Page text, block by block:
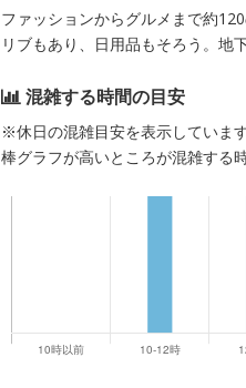
ファッションからグルメまで約
リブもあり、日用品もそろう。地
混雑する時間の目安
※休日の混雑目安を表示しています
棒グラフが高いところが混雑する